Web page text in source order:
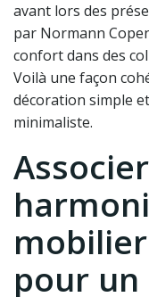
avant lors des
par Normann
confort dans des
Voilà une façon
décoration simple
minimaliste.
Associer
pour